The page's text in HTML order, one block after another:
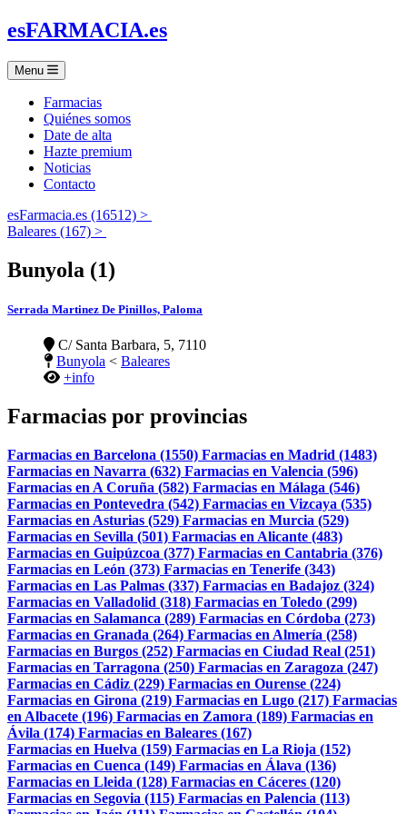
esFARMACIA.es
Menu
Farmacias
Quiénes somos
Date de alta
Hazte premium
Noticias
Contacto
esFarmacia.es (16512) >
Baleares (167) >
Bunyola (1)
Serrada Martinez De Pinillos, Paloma
C/ Santa Barbara, 5, 7110
Bunyola < Baleares
+info
Farmacias por provincias
Farmacias en Barcelona (1550) Farmacias en Madrid (1483)
Farmacias en Navarra (632) Farmacias en Valencia (596)
Farmacias en A Coruña (582) Farmacias en Málaga (546)
Farmacias en Pontevedra (542) Farmacias en Vizcaya (535)
Farmacias en Asturias (529) Farmacias en Murcia (529)
Farmacias en Sevilla (501) Farmacias en Alicante (483)
Farmacias en Guipúzcoa (377) Farmacias en Cantabria (376)
Farmacias en León (373) Farmacias en Tenerife (343)
Farmacias en Las Palmas (337) Farmacias en Badajoz (324)
Farmacias en Valladolid (318) Farmacias en Toledo (299)
Farmacias en Salamanca (289) Farmacias en Córdoba (273)
Farmacias en Granada (264) Farmacias en Almería (258)
Farmacias en Burgos (252) Farmacias en Ciudad Real (251)
Farmacias en Tarragona (250) Farmacias en Zaragoza (247)
Farmacias en Cádiz (229) Farmacias en Ourense (224)
Farmacias en Girona (219) Farmacias en Lugo (217) Farmacias
en Albacete (196) Farmacias en Zamora (189) Farmacias en
Ávila (174) Farmacias en Baleares (167)
Farmacias en Huelva (159) Farmacias en La Rioja (152)
Farmacias en Cuenca (149) Farmacias en Álava (136)
Farmacias en Lleida (128) Farmacias en Cáceres (120)
Farmacias en Segovia (115) Farmacias en Palencia (113)